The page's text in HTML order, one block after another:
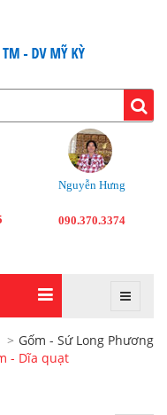
Nguyễn Hưng
090.370.3374
Gốm - Sứ Long Phương
- Dĩa quạt